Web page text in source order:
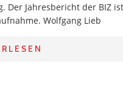
Der Jahresbericht der BIZ
Wolfgang Lieb